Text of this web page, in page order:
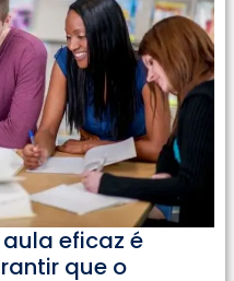
eficaz é
que o